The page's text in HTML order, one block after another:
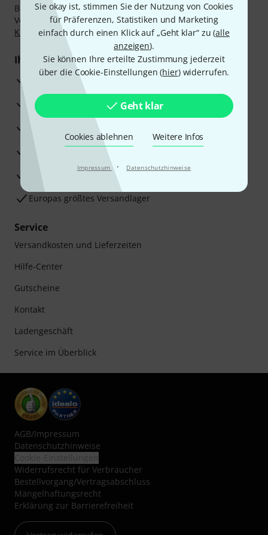
Sie okay ist, stimmen Sie der Nutzung von Cookies
für Präferenzen, Statistiken und Marketing
einfach durch einen Klick auf „Geht klar“ zu (alle
anzeigen).
Sie können Ihre erteilte Zustimmung jederzeit
über die Cookie-Einstellungen (hier) widerrufen.
Geht klar
Cookies ablehnen Weitere Infos
Impressum · Datenschutzhinweise
Bezahlen Sie vertraulich und sicher per Nachnahme,
Vorkasse, PayPal, Amazon Pay,Klarna Sofort bezahlen
Klarna Ratenzahlungoder Kreditkarte.
Ihre Vorteile
3 Jahre Thomann Garantie
30 Tage Money-Back-Garantie
Reparaturservice
Beratung durch Fachexperten
Zufriedenheitsgarantie
Europas größtes Versandlager
Service
Versandkosten und Lieferzeiten
Hilfe-Center
Gutscheine
Kontakt
Ladengeschäft
Service im Überblick
AGB/Impressum
Datenschutzhinweise
Widerrufsrecht für Verbraucher
Bestellvorgang/Vertragsabschluss
Mängelhaftungsrecht
Erklärung zur Barrierefreiheit